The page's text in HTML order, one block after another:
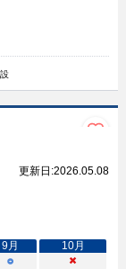
更新日:2026.05.08
9月 10月
○ ×